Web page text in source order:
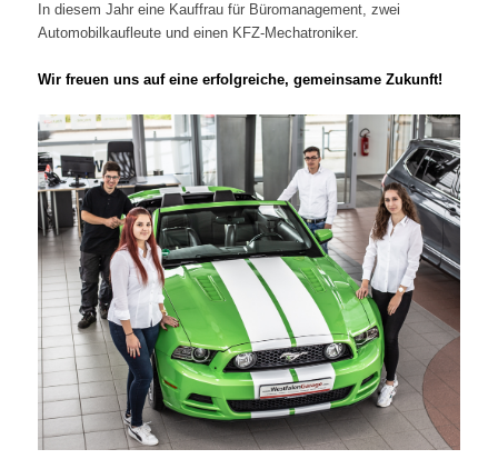
In diesem Jahr eine Kauffrau für Büromanagement, zwei
Automobilkaufleute und einen KFZ-Mechatroniker.
Wir freuen uns auf eine erfolgreiche, gemeinsame Zukunft!